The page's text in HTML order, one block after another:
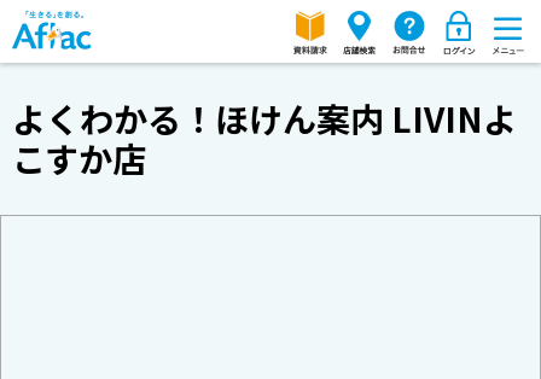
よくわかる！ほけん案内 LIVINよ
こすか店